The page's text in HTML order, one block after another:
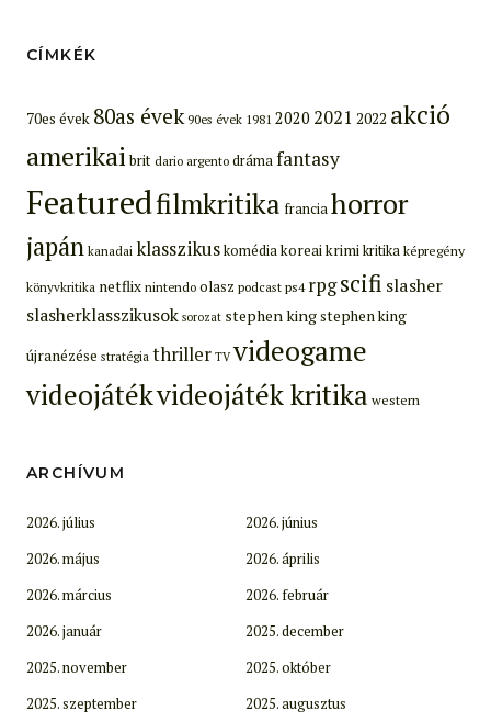
CÍMKÉK
70es évek 80as évek 90es évek 1981 2020 2021 2022 akció
amerikaibrit dario argento drámafantasy
Featuredfilmkritika franciahorror
japán kanadai klasszikuskomédiakoreaikrimikritikaképregény
könyvkritika netflix nintendo olasz podcast ps4 rpgscifi slasher
slasherklasszikusok sorozat stephen kingstephen king
újranézése stratégia thriller TV videogame
videojátékvideojáték kritika western
ARCHÍVUM
2026. július
2026. június
2026. május
2026. április
2026. március
2026. február
2026. január
2025. december
2025. november
2025. október
2025. szeptember
2025. augusztus